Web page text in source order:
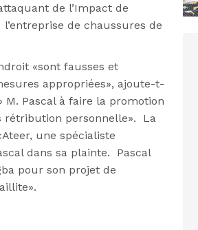
de l’Impact de
de chaussures de
«sont fausses et
appropriées», ajoute-t-
M. Pascal à faire la promotion
rétribution personnelle». La
une spécialiste
dans sa plainte. Pascal
pour son projet de
».